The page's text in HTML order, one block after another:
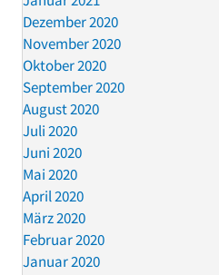
Dezember 2020
November 2020
Oktober 2020
September 2020
August 2020
Juli 2020
Juni 2020
Mai 2020
April 2020
März 2020
Februar 2020
Januar 2020